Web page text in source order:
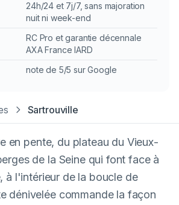
24h/24 et 7j/7, sans majoration
nuit ni week-end
RC Pro et garantie décennale
AXA France IARD
note de 5/5 sur Google
Sartrouville
en pente, du plateau du Vieux-
de la Seine qui font face à
à l'intérieur de la boucle de
dénivelée commande la façon